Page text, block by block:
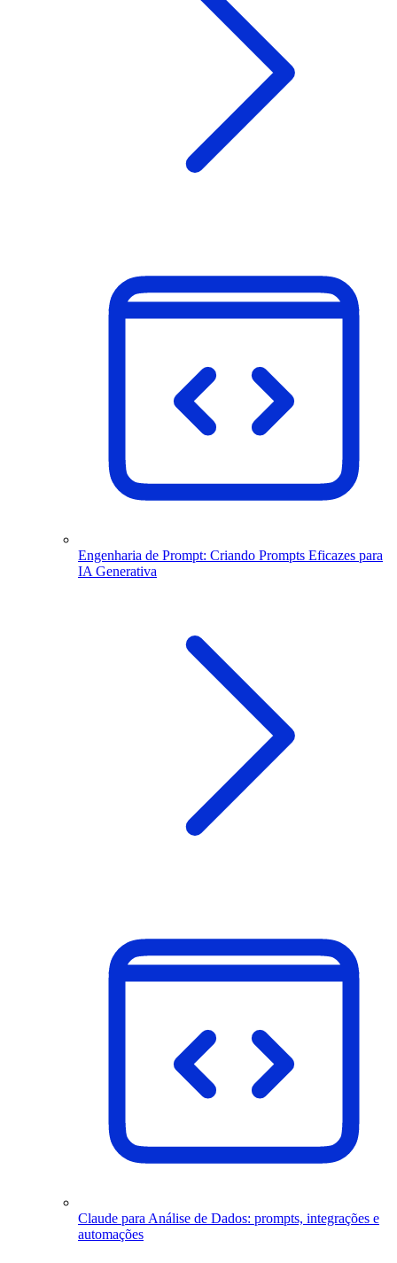
Engenharia de Prompt: Criando Prompts Eficazes para
IA Generativa
Claude para Análise de Dados: prompts, integrações e
automações